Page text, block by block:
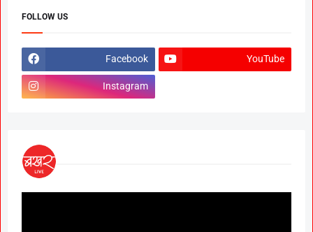
FOLLOW US
Facebook YouTube
Instagram